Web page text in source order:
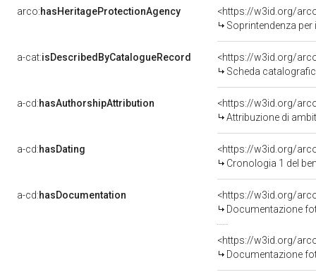
arco:hasHeritageProtectionAgency
<https://w3id.org/
Soprintendenza per i
a-cat:isDescribedByCatalogueRecord
<https://w3id.org/
Scheda
a-cd:hasAuthorshipAttribution
<https://w3id.org/
Attribuzione di
a-cd:hasDating
<https://w3id.org/
Cronologia 1 del
a-cd:hasDocumentation
Documentazione
Documentazione